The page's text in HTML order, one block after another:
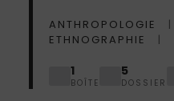
ANTHROPOLOGIE
ETHNOGRAPHIE
1
BOÎTE
5
DOSSIER